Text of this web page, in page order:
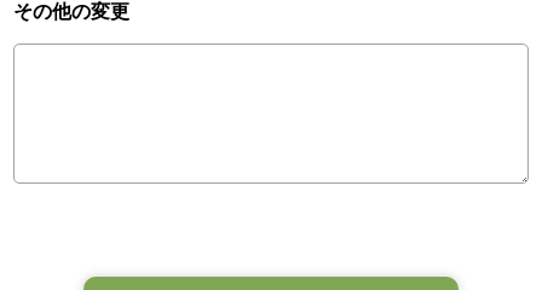
その他の変更